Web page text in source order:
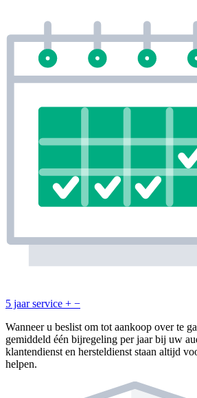
5 jaar service + −
Wanneer u beslist om tot aankoop over te
gemiddeld één bijregeling per jaar bij uw
klantendienst en hersteldienst staan altijd
helpen.